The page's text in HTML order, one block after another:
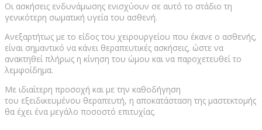
Οι ασκήσεις ενδυνάμωσης ενισχύουν σε αυτό το στάδιο τη
γενικότερη σωματική υγεία του ασθενή.
Ανεξαρτήτως με το είδος του χειρουργείου που έκανε ο ασθενής,
είναι σημαντικό να κάνει θεραπευτικές ασκήσεις, ώστε να
ανακτηθεί πλήρως η κίνηση του ώμου και να παροχετευθεί το
λεμφοίδημα.
Με ιδιαίτερη προσοχή και με την καθοδήγηση
του εξειδικευμένου θεραπευτή, η αποκατάσταση της μαστεκτομής
θα έχει ένα μεγάλο ποσοστό επιτυχίας.